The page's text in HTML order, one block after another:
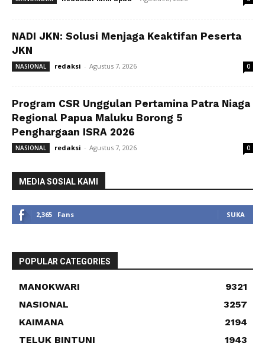
NADI JKN: Solusi Menjaga Keaktifan Peserta
JKN
NASIONAL redaksi - Agustus 7, 2026 0
Program CSR Unggulan Pertamina Patra Niaga
Regional Papua Maluku Borong 5
Penghargaan ISRA 2026
NASIONAL redaksi - Agustus 7, 2026 0
MEDIA SOSIAL KAMI
2,365 Fans SUKA
POPULAR CATEGORIES
MANOKWARI
9321
NASIONAL
3257
KAIMANA
2194
TELUK BINTUNI
1943